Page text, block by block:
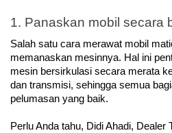
1. Panaskan mobil secara
Salah satu cara merawat mobil
memanaskan mesinnya. Hal ini
mesin bersirkulasi secara merata
dan transmisi, sehingga semua
pelumasan yang baik.
Perlu Anda tahu, Didi Ahadi, Dealer